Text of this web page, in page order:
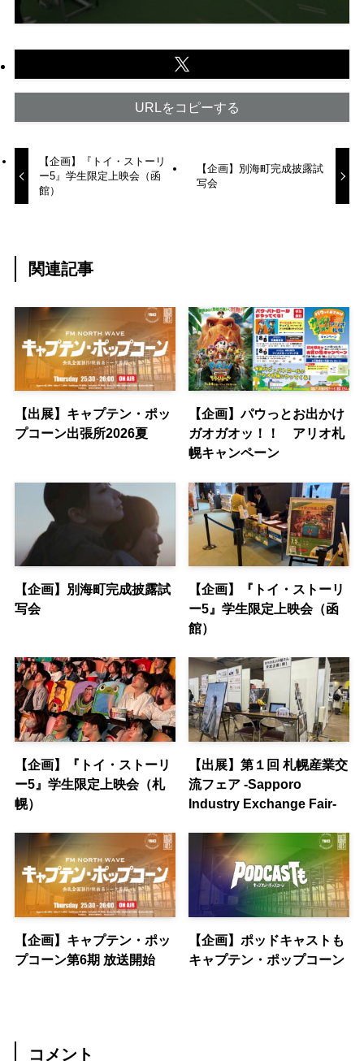
URLをコピーする
【企画】『トイ・ストーリ
ー5』学生限定上映会（函
館）
【企画】別海町完成披露試
写会
関連記事
【出展】キャプテン・ポッ
プコーン出張所2026夏
【企画】パウっとお出かけ
ガオガオッ！！ アリオ札
幌キャンペーン
【企画】別海町完成披露試
写会
【企画】『トイ・ストーリ
ー5』学生限定上映会（函
館）
【企画】『トイ・ストーリ
ー5』学生限定上映会（札
幌）
【出展】第１回 札幌産業交
流フェア -Sapporo
Industry Exchange Fair-
【企画】キャプテン・ポッ
プコーン第6期 放送開始
【企画】ポッドキャストも
キャプテン・ポップコーン
コメント